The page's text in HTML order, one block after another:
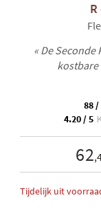
« De
kostbare
88 /
4.20 / 5
62
Tijdelijk uit